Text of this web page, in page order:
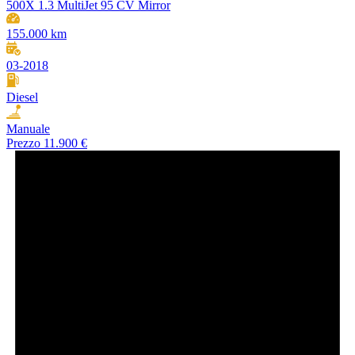
500X 1.3 MultiJet 95 CV Mirror
155.000 km
03-2018
Diesel
Manuale
Prezzo 11.900 €